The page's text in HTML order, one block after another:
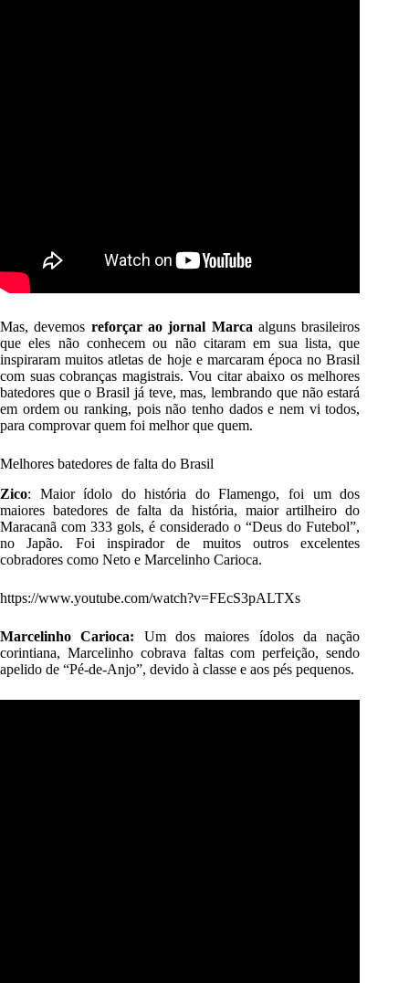
Mas, devemos reforçar ao jornal Marca alguns brasileiros
que eles não conhecem ou não citaram em sua lista, que
inspiraram muitos atletas de hoje e marcaram época no Brasil
com suas cobranças magistrais. Vou citar abaixo os melhores
batedores que o Brasil já teve, mas, lembrando que não estará
em ordem ou ranking, pois não tenho dados e nem vi todos,
para comprovar quem foi melhor que quem.
Melhores batedores de falta do Brasil
Zico: Maior ídolo do história do Flamengo, foi um dos
maiores batedores de falta da história, maior artilheiro do
Maracanã com 333 gols, é considerado o “Deus do Futebol”,
no Japão. Foi inspirador de muitos outros excelentes
cobradores como Neto e Marcelinho Carioca.
https://www.youtube.com/watch?v=FEcS3pALTXs
Marcelinho Carioca: Um dos maiores ídolos da nação
corintiana, Marcelinho cobrava faltas com perfeição, sendo
apelido de “Pé-de-Anjo”, devido à classe e aos pés pequenos.